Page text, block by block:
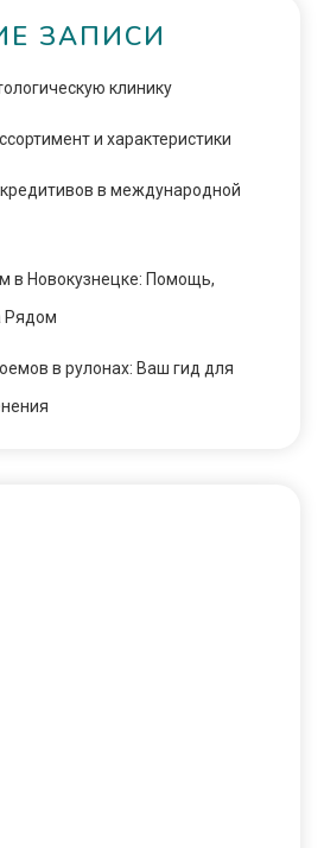
ЗАПИСИ
клинику
и характеристики
в международной
в Новокузнецке: Помощь,
Рядом
в рулонах: Ваш гид для